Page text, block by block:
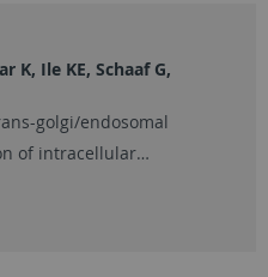
K, Ile KE, Schaaf G,
golgi/endosomal
of intracellular…